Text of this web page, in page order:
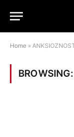
Home »
BROWSING: